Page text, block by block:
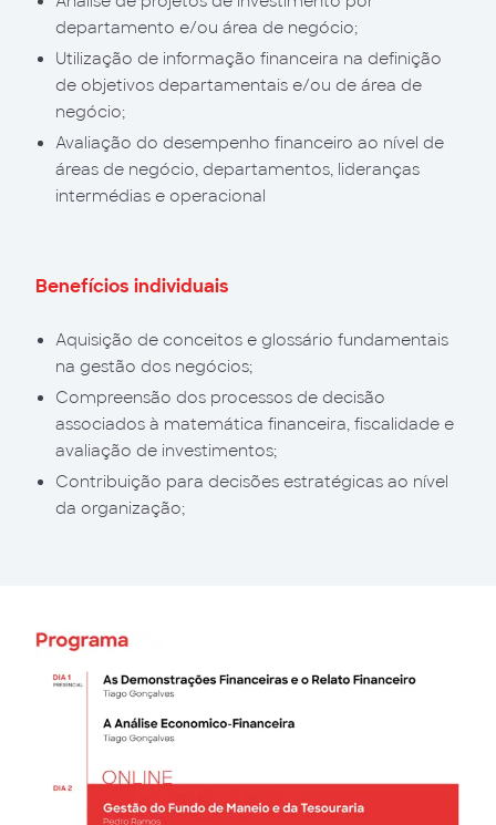
departamento e/ou área de negócio;
Utilização de informação financeira na definição
de objetivos departamentais e/ou de área de
negócio;
Avaliação do desempenho financeiro ao nível de
áreas de negócio, departamentos, lideranças
intermédias e operacional
Benefícios individuais
Aquisição de conceitos e glossário fundamentais
na gestão dos negócios;
Compreensão dos processos de decisão
associados à matemática financeira, fiscalidade e
avaliação de investimentos;
Contribuição para decisões estratégicas ao nível
da organização;